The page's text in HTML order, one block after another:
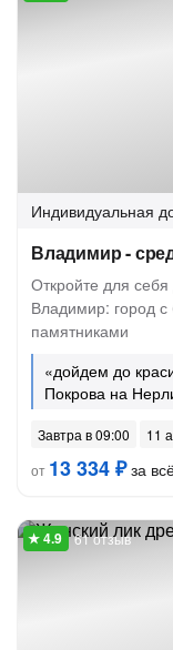
Индивидуальная
Владимир -
Откройте для
Владимир: город с
памятниками
«дойдем до
Покрова на
Завтра в 09:00
11
от 13 334 ₽за
61 отзыв